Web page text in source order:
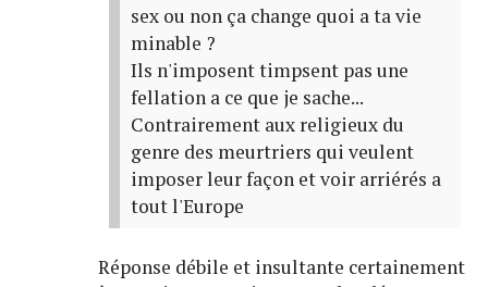
sex ou non ça change quoi a ta vie
minable ?
Ils n'imposent timpsent pas une
fellation a ce que je sache...
Contrairement aux religieux du
genre des meurtriers qui veulent
imposer leur façon et voir arriérés a
tout l'Europe
Réponse débile et insultante certainement